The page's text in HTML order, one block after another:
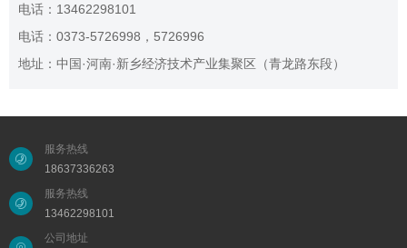
电话：13462298101
电话：0373-5726998，5726996
地址：中国·河南·新乡经济技术产业集聚区（青龙路东段）
服务热线
18637336263
服务热线
13462298101
公司地址